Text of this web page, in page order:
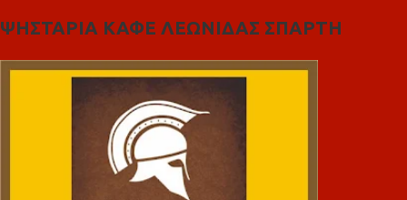
ΨΗΣΤΑΡΙΑ ΚΑΦΕ ΛΕΩΝΙΔΑΣ ΣΠΑΡΤΗ